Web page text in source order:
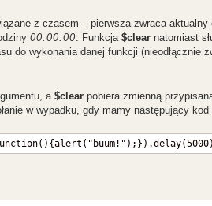
z czasem – pierwsza zwraca aktualny
00:00:00 . Funkcja $clearnatomiast
do wykonania danej funkcji (nieodłącznie
a $clearpobiera zmienną
w wypadku, gdy mamy następujący